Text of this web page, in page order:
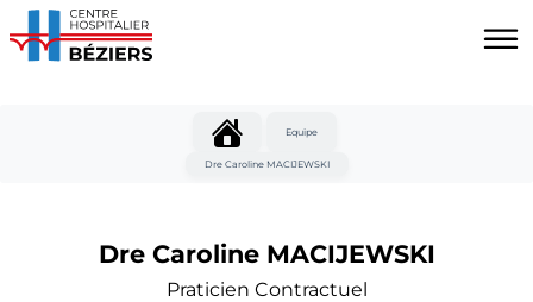
Aller au contenu principal
Equipe
Dre Caroline MACIJEWSKI
Dre Caroline MACIJEWSKI
Praticien Contractuel
Panneau de gestion des cookies